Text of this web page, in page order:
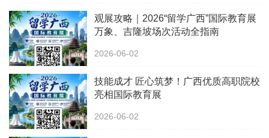
观展攻略｜2026“留学广西”国际教育展
万象、吉隆坡场次活动全指南
2026-06-02
技能成才 匠心筑梦！广西优质高职院校
亮相国际教育展
2026-06-02